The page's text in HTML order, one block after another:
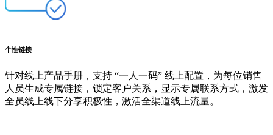
个性链接
针对线上产品手册，支持 “一人一码” 线上配置，为每位销售
人员生成专属链接，锁定客户关系，显示专属联系方式，激发
全员线上线下分享积极性，激活全渠道线上流量。